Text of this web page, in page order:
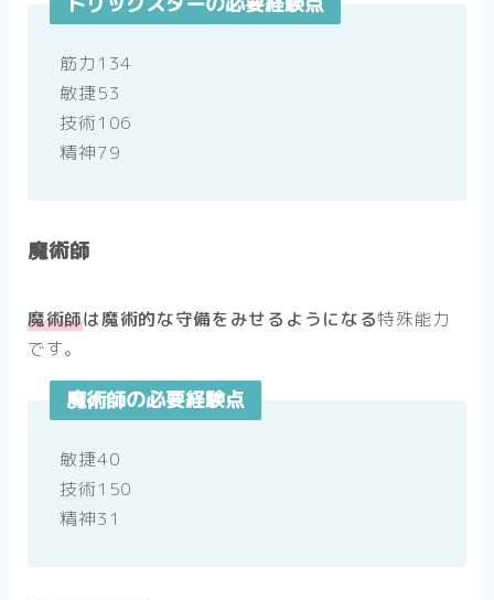
筋力134
敏捷53
技術106
精神79
魔術師
魔術師は魔術的な守備をみせるようになる特殊能力
です。
魔術師の必要経験点
敏捷40
技術150
精神31